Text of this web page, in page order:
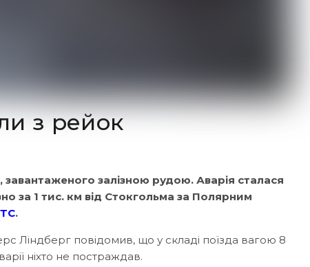
з рейок
завантаженого залізною рудою. Аварія сталася
за 1 тис. км від Стокгольма за Полярним
.
Ліндберг повідомив, що у складі поїзда вагою 8
ніхто не постраждав.